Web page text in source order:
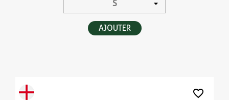
AJOUTER
favorite_border